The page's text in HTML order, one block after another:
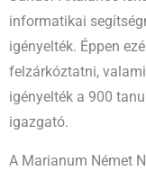
informatikai
igényelték. Éppen
felzárkóztatni,
igényelték a 900
igazgató.
A Marianum Német